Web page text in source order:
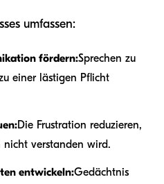
umfassen:
fördern:Sprechen zu
einer lästigen Pflicht
Die Frustration reduzieren,
verstanden wird.
entwickeln:Gedächtnis